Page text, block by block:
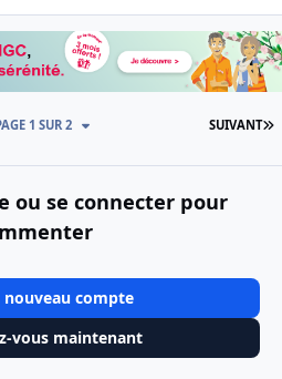
SUIVANT
1 SUR 2
ou se connecter pour
nouveau compte
vous maintenant